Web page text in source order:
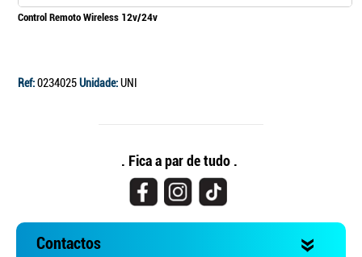
Control Remoto Wireless 12v/24v
Ref:0234025Unidade:UNI
. Fica a par de tudo .
Contactos